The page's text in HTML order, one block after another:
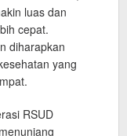
luas dan
cepat.
diharapkan
yang
RSUD